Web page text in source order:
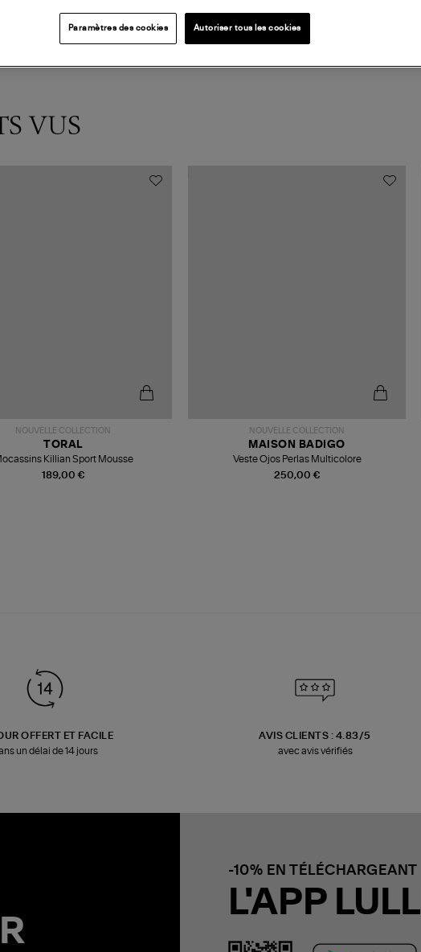
VUS
NOUVELLE COLLECTION
189,00 €
TORAL
Killian Sport Mousse
NOUVELLE COLLECTION
250,00 €
MAISON BADIGO
Veste Ojos Perlas Multicolore
OFFERT ET FACILE
un délai de 14 jours
AVIS CLIENTS : 4.83/5
avec avis vérifiés
-10% EN TÉLÉCHARGEANT
L'APP LULLI
Paramètres des cookies Autoriser tous les cookies